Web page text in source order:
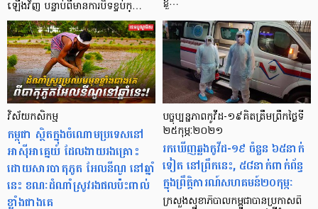
ឡើងវិញ បន្ទាប់ពីមានការបិទខ្ទប់ក្…
វិស័យកសិកម្ម
កម្ពុជា ស្ថិតក្នុងចំណោមប្រទេសនៅ
អាស៊ីអាគ្នេយ៍ ដែលងាយរងគ្រោះ
ដោយសារបាតុភូត អែលនីណូ នៅឆ្នាំ
នេះ ខណៈដំណាំស្រូវរងផលប៉ះពាល់
ខ្លាំងជាងគេ
បច្ចុប្បន្នភាពកូវីដ-១៩គិតត្រឹមព្រឹកថ្ងៃទី
២៥កុម្ភៈ២០២១
រកឃើញឆ្លង​កូវីដ-១៩ ចំនួន ៦៥នាក់
ទៀត​ នៅព្រឹកនេះ, ៥៨នាក់ពាក់ព័ន្ធ
ក្នុងព្រឹត្តិការណ៍សហគមន៍២០កុម្ភៈ
ក្រសួងសុខាភិបាលកម្ពុជាបានប្រកាសពី